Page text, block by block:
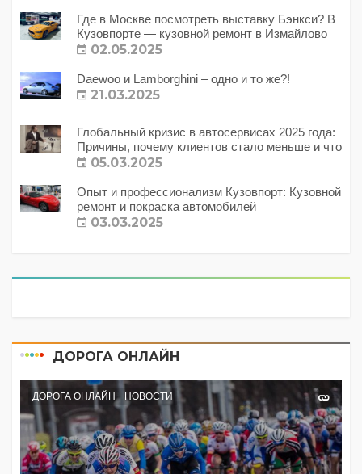
Где в Москве посмотреть выставку Бэнкси? В
Кузовпорте — кузовной ремонт в Измайлово
02.05.2025
Daewoo и Lamborghini – одно и то же?!
21.03.2025
Глобальный кризис в автосервисах 2025 года:
Причины, почему клиентов стало меньше и что
с этим делать?
05.03.2025
Опыт и профессионализм Кузовпорт: Кузовной
ремонт и покраска автомобилей
03.03.2025
ДОРОГА ОНЛАЙН
ДОРОГА ОНЛАЙН НОВОСТИ